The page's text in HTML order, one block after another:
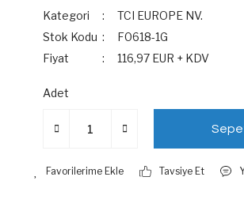
Kategori
TCI EUROPE NV.
Stok Kodu
F0618-1G
Fiyat
116,97 EUR + KDV
Adet
Tavsiye Et